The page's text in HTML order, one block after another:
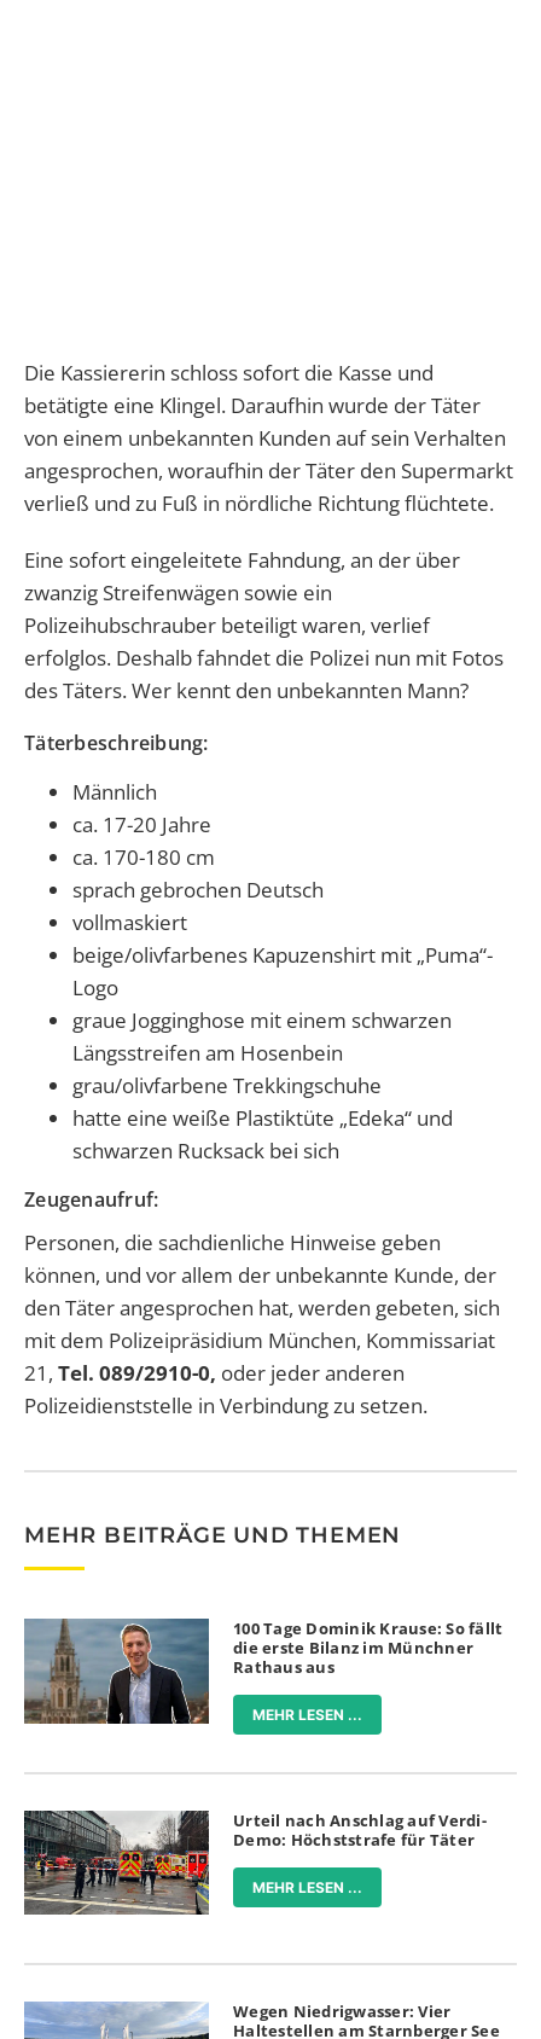
Die Kassiererin schloss sofort die Kasse und
betätigte eine Klingel. Daraufhin wurde der Täter
von einem unbekannten Kunden auf sein Verhalten
angesprochen, woraufhin der Täter den Supermarkt
verließ und zu Fuß in nördliche Richtung flüchtete.
Eine sofort eingeleitete Fahndung, an der über
zwanzig Streifenwägen sowie ein
Polizeihubschrauber beteiligt waren, verlief
erfolglos. Deshalb fahndet die Polizei nun mit Fotos
des Täters. Wer kennt den unbekannten Mann?
Täterbeschreibung:
Männlich
ca. 17-20 Jahre
ca. 170-180 cm
sprach gebrochen Deutsch
vollmaskiert
beige/olivfarbenes Kapuzenshirt mit „Puma“-
Logo
graue Jogginghose mit einem schwarzen
Längsstreifen am Hosenbein
grau/olivfarbene Trekkingschuhe
hatte eine weiße Plastiktüte „Edeka“ und
schwarzen Rucksack bei sich
Zeugenaufruf:
Personen, die sachdienliche Hinweise geben
können, und vor allem der unbekannte Kunde, der
den Täter angesprochen hat, werden gebeten, sich
mit dem Polizeipräsidium München, Kommissariat
21, Tel. 089/2910-0, oder jeder anderen
Polizeidienststelle in Verbindung zu setzen.
MEHR BEITRÄGE UND THEMEN
100 Tage Dominik Krause: So fällt
die erste Bilanz im Münchner
Rathaus aus
MEHR LESEN ...
Urteil nach Anschlag auf Verdi-
Demo: Höchststrafe für Täter
MEHR LESEN ...
Wegen Niedrigwasser: Vier
Haltestellen am Starnberger See